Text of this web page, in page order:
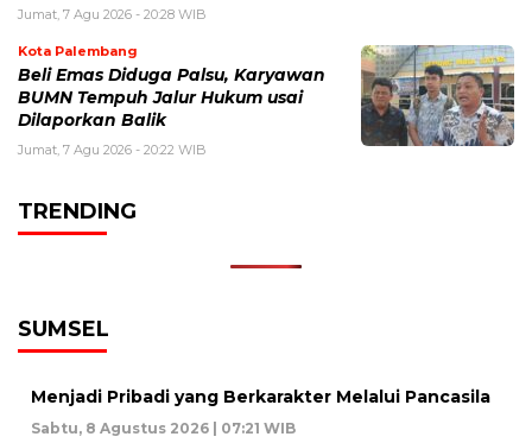
Jumat, 7 Agu 2026 - 20:28 WIB
Kota Palembang
Beli Emas Diduga Palsu, Karyawan
BUMN Tempuh Jalur Hukum usai
Dilaporkan Balik
Jumat, 7 Agu 2026 - 20:22 WIB
TRENDING
SUMSEL
Menjadi Pribadi yang Berkarakter Melalui Pancasila
Sabtu, 8 Agustus 2026 | 07:21 WIB